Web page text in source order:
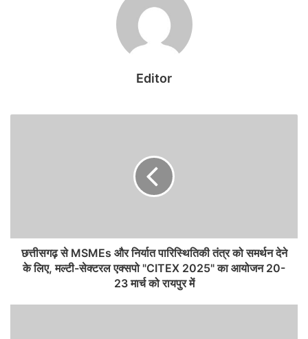
गई हैं। इसके बाद नक्सली भी यह मानकर चल रहे हैं कि टीसीओसी का लाभ फोर्स
भी उठा सकती है और संगठन को बड़ा नुकसान पहुंचा सकती है। पिछली गर्मियों में
इसी रणनीति से सुरक्षा बल ने नक्सलियों के विरुद्ध कई बड़े अभियान किए थे। यही
इस बार अपने संगठन में भारी बदलाव किया है। कंपनी और प्लाटून स्तर पर भी
छत्तीसगढ़ में बाढ़ राहत के बाद पुनर्वास मिशन शुरू, प्रभावित
परिवारों को मिलेगी नई मदद
August 7, 2026
महिला सहित तीन गिरफ्तार
August 7, 2026
Editor
छत्तीसगढ़ से MSMEs और निर्यात पारिस्थितिकी तंत्र को समर्थन देने
के लिए, मल्टी-सेक्टरल एक्सपो "CITEX 2025" का आयोजन 20-
23 मार्च को रायपुर में